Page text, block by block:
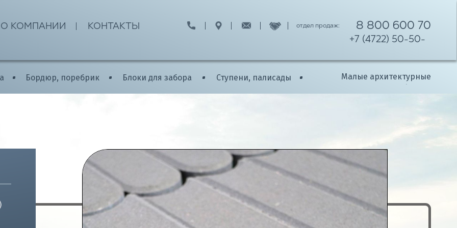
О КОМПАНИИ КОНТАКТЫ
МОНТАЖ И ЭКСПЛУАТАЦИЯ СТУПЕНЕЙ
+7 (4722) 50-50-
отдел продаж:
8 800 600 70
11
РЕКОМЕНДАЦИИ ПО БЛОКАМ ДЛЯ ЗАБОРА
РЕКОМЕНДАЦИИ ПО ВАЗОНАМ
И ДИЗАЙНЕРАМ РЕКОМЕНДАЦИИ ПО ПАЛИСАДАМ
Малые архитектурные
формы
Ступени, палисады
Блоки для забора
Бордюр, поребрик